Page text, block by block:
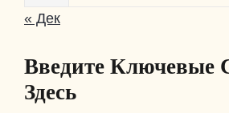
« Дек
Введите Ключевые
Здесь